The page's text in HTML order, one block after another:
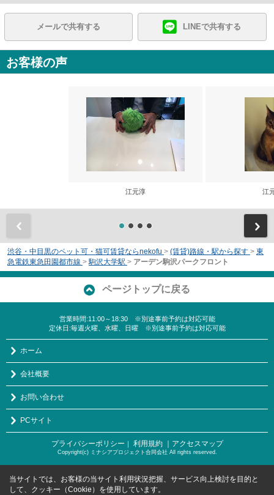
メールで共有する LINEで共有する
お客様の声
江元淳 江
渋谷・中目黒のペット可・猫可賃貸ならnekofu > (賃貸)路線・駅から探す > 東
急電鉄東急田園都市線 > 駒沢大学駅 > アーデン駒沢パークフロント
ページトップに戻る
営業時間:11:00～18:30 ※別途事前予約は対応可能
定休日:毎週火曜、水曜、日曜 ※別途事前予約は対応可能
ホーム
会社概要
お問い合わせ
PCサイト
プライバシーポリシー 利用規約 ｜アクセスマップ
Copyright(c) ミナシアプロジェクト合同会社 All rights reserved.
当サイトでは、お客様の当サイト利用状況把握、サービス向上検討を目的と
して、クッキー（Cookie）を使用しています。